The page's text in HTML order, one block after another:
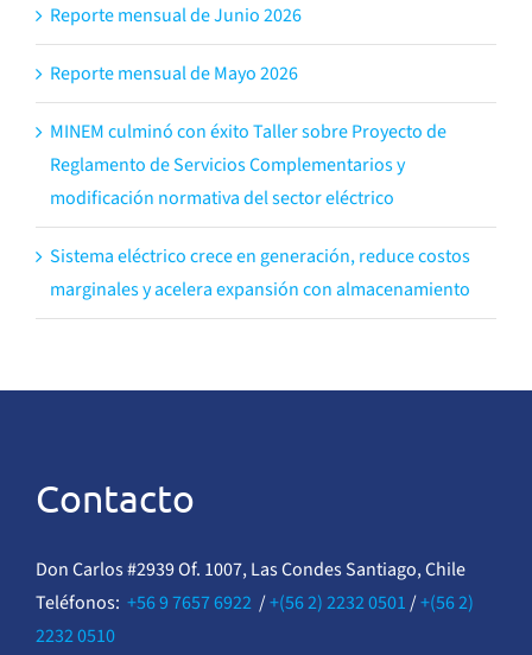
Reporte mensual de Junio 2026
Reporte mensual de Mayo 2026
MINEM culminó con éxito Taller sobre Proyecto de
Reglamento de Servicios Complementarios y
modificación normativa del sector eléctrico
Sistema eléctrico crece en generación, reduce costos
marginales y acelera expansión con almacenamiento
Contacto
Don Carlos #2939 Of. 1007, Las Condes Santiago, Chile
Teléfonos: +56 9 7657 6922/+(56 2) 2232 0501/+(56 2)
2232 0510